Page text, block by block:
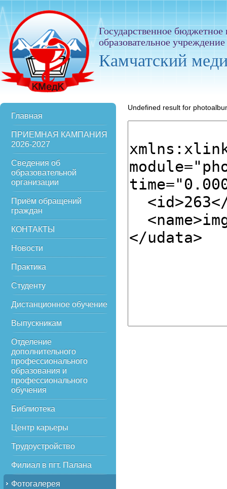
Государственное
образовательное
Камчатский
Главная
ПРИЕМНАЯ КАМПАНИЯ
2026-2027
Сведения об
образовательной
организации
Приём обращений
граждан
КОНТАКТЫ
Новости
Практика
Студенту
Дистанционное обучение
Выпускникам
Отделение
дополнительного
профессионального
образования и
профессионального
обучения
Библиотека
Центр карьеры
Трудоустройство
Филиал в пгт. Палана
Фотогалерея
Undefined result for